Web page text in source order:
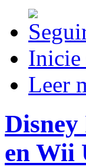
Inicie
Leer
en Wii